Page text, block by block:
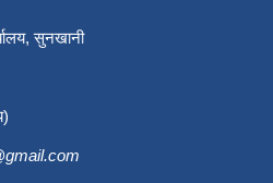
सुनखानी